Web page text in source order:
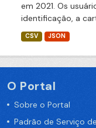
em 2021. Os
identificação, a
CSV JSON
O Portal
Sobre o Portal
Padrão de Serviço